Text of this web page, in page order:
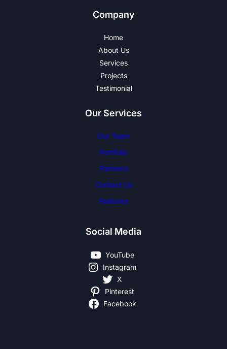
Company
Home
About Us
Services
Projects
Testimonial
Our Services
Our Team
Portfolio
Partenrs
Contact Us
Features
Social Media
YouTube
Instagram
X
Pinterest
Facebook